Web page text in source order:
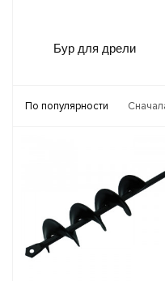
Бур для дрели
По популярности